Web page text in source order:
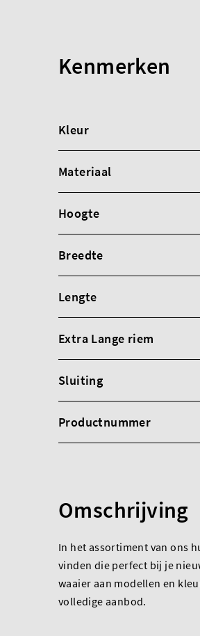
Kenmerken
Kleur
Materiaal
Hoogte
Breedte
Lengte
Extra Lange riem
Sluiting
Productnummer
Omschrijving
In het assortiment van ons
vinden die perfect bij je
waaier aan modellen en
volledige aanbod.